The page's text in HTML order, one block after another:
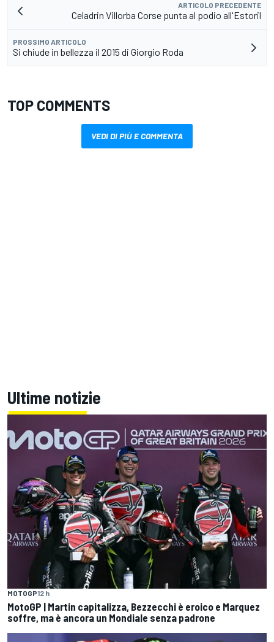
ARTICOLO PRECEDENTE
Celadrin Villorba Corse punta al podio all'Estoril
PROSSIMO ARTICOLO
Si chiude in bellezza il 2015 di Giorgio Roda
TOP COMMENTS
VEDI DI PIÙ E COMMENTA
Ultime notizie
MOTOGP12 h
MotoGP | Martin capitalizza, Bezzecchi è eroico e Marquez
soffre, ma è ancora un Mondiale senza padrone